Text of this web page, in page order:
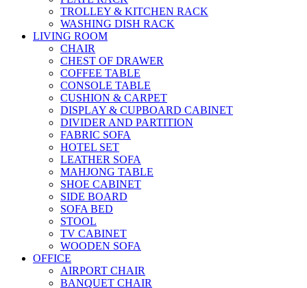
TROLLEY & KITCHEN RACK
WASHING DISH RACK
LIVING ROOM
CHAIR
CHEST OF DRAWER
COFFEE TABLE
CONSOLE TABLE
CUSHION & CARPET
DISPLAY & CUPBOARD CABINET
DIVIDER AND PARTITION
FABRIC SOFA
HOTEL SET
LEATHER SOFA
MAHJONG TABLE
SHOE CABINET
SIDE BOARD
SOFA BED
STOOL
TV CABINET
WOODEN SOFA
OFFICE
AIRPORT CHAIR
BANQUET CHAIR